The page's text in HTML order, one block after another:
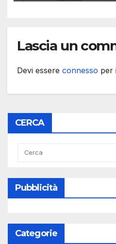
Lascia un
Devi essere connesso per
CERCA
Pubblicità
Categorie